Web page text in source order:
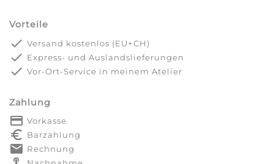
Vorteile
done Versand kostenlos (EU+CH)
done Express- und Auslandslieferungen
done Vor-Ort-Service in meinem Atelier
Zahlung
payment Vorkasse
euro_symbol Barzahlung
markunread Rechnung